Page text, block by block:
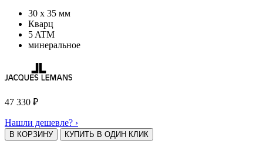
30 х 35 мм
Кварц
5 ATM
минеральное
47 330 ₽
Нашли дешевле? ›
В КОРЗИНУ КУПИТЬ В ОДИН КЛИК